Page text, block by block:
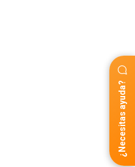
¿Necesitas ayuda?